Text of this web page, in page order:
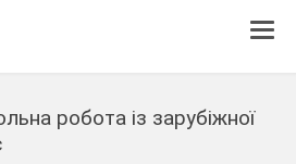
робота із зарубіжної